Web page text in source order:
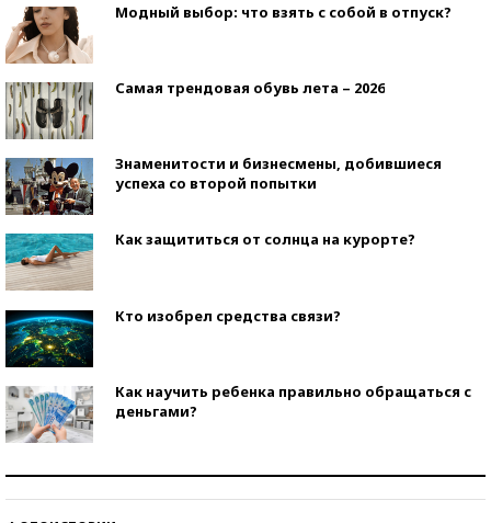
Модный выбор: что взять с собой в отпуск?
Самая трендовая обувь лета – 2026
Знаменитости и бизнесмены, добившиеся
успеха со второй попытки
Как защититься от солнца на курорте?
Кто изобрел средства связи?
Как научить ребенка правильно обращаться с
деньгами?